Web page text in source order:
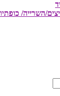
השרייה/